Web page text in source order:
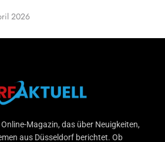
2026
Magazin, das über Neuigkeiten,
aus Düsseldorf berichtet. Ob